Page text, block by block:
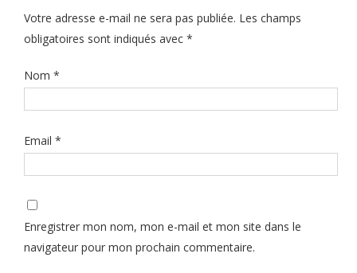
Votre adresse e-mail ne sera pas publiée. Les champs
obligatoires sont indiqués avec *
Nom *
Email *
Enregistrer mon nom, mon e-mail et mon site dans le
navigateur pour mon prochain commentaire.